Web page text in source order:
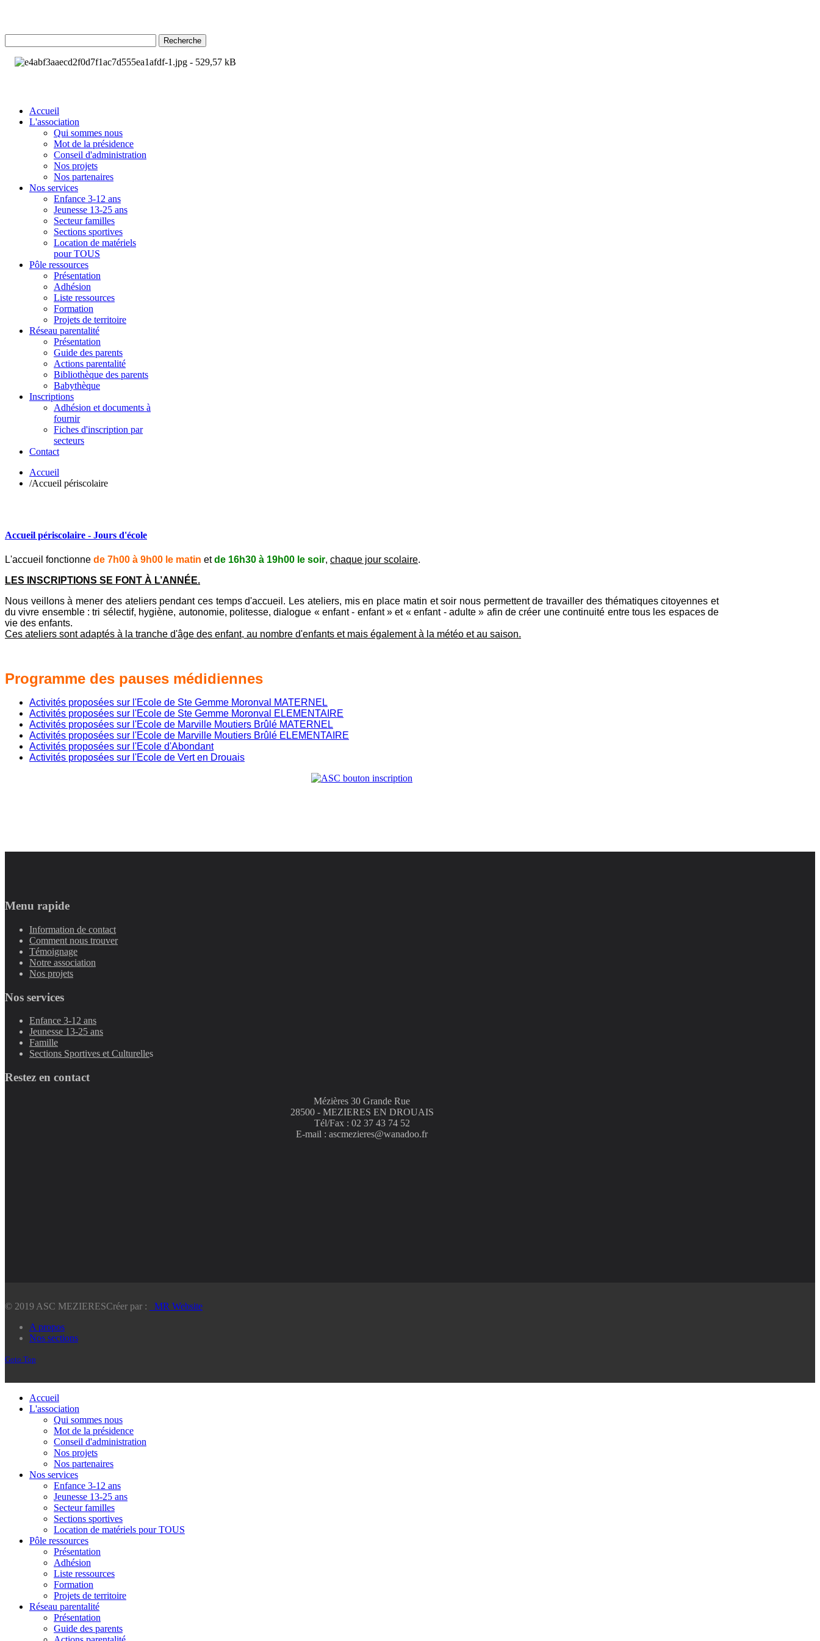
Recherche
Accueil
L'association
Qui sommes nous
Mot de la présidence
Conseil d'administration
Nos projets
Nos partenaires
Nos services
Enfance 3-12 ans
Jeunesse 13-25 ans
Secteur familles
Sections sportives
Location de matériels
pour TOUS
Pôle ressources
Présentation
Adhésion
Liste ressources
Formation
Projets de territoire
Réseau parentalité
Présentation
Guide des parents
Actions parentalité
Bibliothèque des parents
Babythèque
Inscriptions
Adhésion et documents à
fournir
Fiches d'inscription par
secteurs
Contact
Accueil
/Accueil périscolaire
Accueil périscolaire - Jours d'école
L'accueil fonctionne de 7h00 à 9h00 le matin et de 16h30 à 19h00 le soir, chaque jour scolaire.
LES INSCRIPTIONS SE FONT À L’ANNÉE.
Nous veillons à mener des ateliers pendant ces temps d'accueil. Les ateliers, mis en place matin et soir nous permettent de travailler des thématiques citoyennes et
du vivre ensemble : tri sélectif, hygiène, autonomie, politesse, dialogue « enfant - enfant » et « enfant - adulte » afin de créer une continuité entre tous les espaces de
vie des enfants.
Ces ateliers sont adaptés à la tranche d'âge des enfant, au nombre d'enfants et mais également à la météo et au saison.
Programme des pauses médidiennes
Activités proposées sur l'Ecole de Ste Gemme Moronval MATERNEL
Activités proposées sur l'Ecole de Ste Gemme Moronval ELEMENTAIRE
Activités proposées sur l'Ecole de Marville Moutiers Brûlé MATERNEL
Activités proposées sur l'Ecole de Marville Moutiers Brûlé ELEMENTAIRE
Activités proposées sur l'Ecole d'Abondant
Activités proposées sur l'Ecole de Vert en Drouais
Menu rapide
Information de contact
Comment nous trouver
Témoignage
Notre association
Nos projets
Nos services
Enfance 3-12 ans
Jeunesse 13-25 ans
Famille
Sections Sportives et Culturelles
Restez en contact
Mézières 30 Grande Rue
28500 - MEZIERES EN DROUAIS
Tél/Fax : 02 37 43 74 52
E-mail : ascmezieres@wanadoo.fr
© 2019 ASC MEZIERESCréer par :
_MR Website
A propos
Nos sections
Goto Top
Accueil
L'association
Qui sommes nous
Mot de la présidence
Conseil d'administration
Nos projets
Nos partenaires
Nos services
Enfance 3-12 ans
Jeunesse 13-25 ans
Secteur familles
Sections sportives
Location de matériels pour TOUS
Pôle ressources
Présentation
Adhésion
Liste ressources
Formation
Projets de territoire
Réseau parentalité
Présentation
Guide des parents